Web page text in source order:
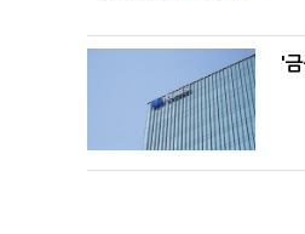
'